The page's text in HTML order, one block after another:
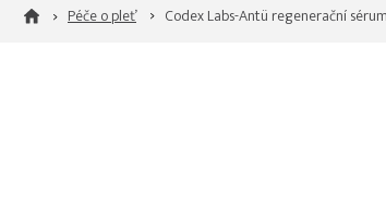
Péče o pleť Codex Labs-Antü regenerační